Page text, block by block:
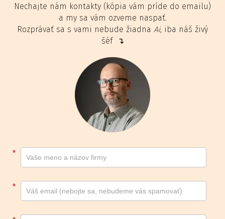
Nechajte nám kontakty (kópia vám príde do emailu)
a my sa vám ozveme naspať.
Rozprávať sa s vami nebude žiadna Ai, iba náš živý
šéf ↴
Kontakt
footer
*
*